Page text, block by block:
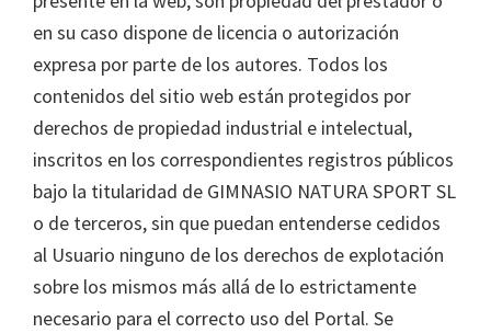
en su caso dispone de licencia o autorización
expresa por parte de los autores. Todos los
contenidos del sitio web están protegidos por
derechos de propiedad industrial e intelectual,
inscritos en los correspondientes registros públicos
bajo la titularidad de GIMNASIO NATURA SPORT SL
o de terceros, sin que puedan entenderse cedidos
al Usuario ninguno de los derechos de explotación
sobre los mismos más allá de lo estrictamente
necesario para el correcto uso del Portal. Se